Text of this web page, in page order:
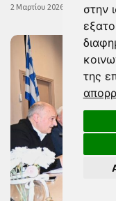
στην
της
2 Μαρτίου 2026 13:01